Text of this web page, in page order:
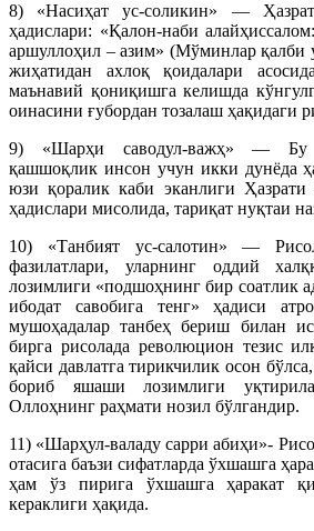
8) «Насиҳат ус-соликин» —
ҳадислари: «Қалон-наби
аршуллоҳил – азим» (Мўминлар
жиҳатидан ахлоқ қоидалари
маънавий қониқишга келишда
оинасини ғубордан тозалаш ҳақидаги
9) «Шарҳи саводул-важҳ» — Бу
қашшоқлик инсон учун икки дунёда
юзи қоралик каби эканлиги Ҳазрати
ҳадислари мисолида, тариқат нуқтаи
10) «Танбият ус-салотин» —
фазилатлари, уларнинг оддий
лозимлиги «подшоҳнинг бир соатлик
ибодат савобига тенг» ҳадиси
мушоҳадалар танбеҳ бериш билан
бирга рисолада революцион тезис
қайси давлатга тирикчилик осон
бориб яшаши лозимлиги
Оллоҳнинг раҳмати нозил бўлгандир.
11) «Шарҳул-валаду сарри абиҳи»-
отасига баъзи сифатларда ўхшашга
ҳам ўз пирига ўхшашга ҳаракат
кераклиги ҳақида.